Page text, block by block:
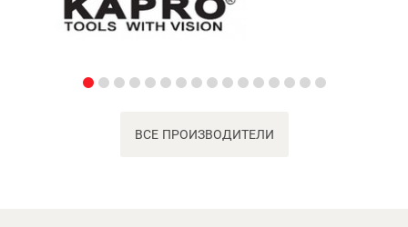
ВСЕ ПРОИЗВОДИТЕЛИ